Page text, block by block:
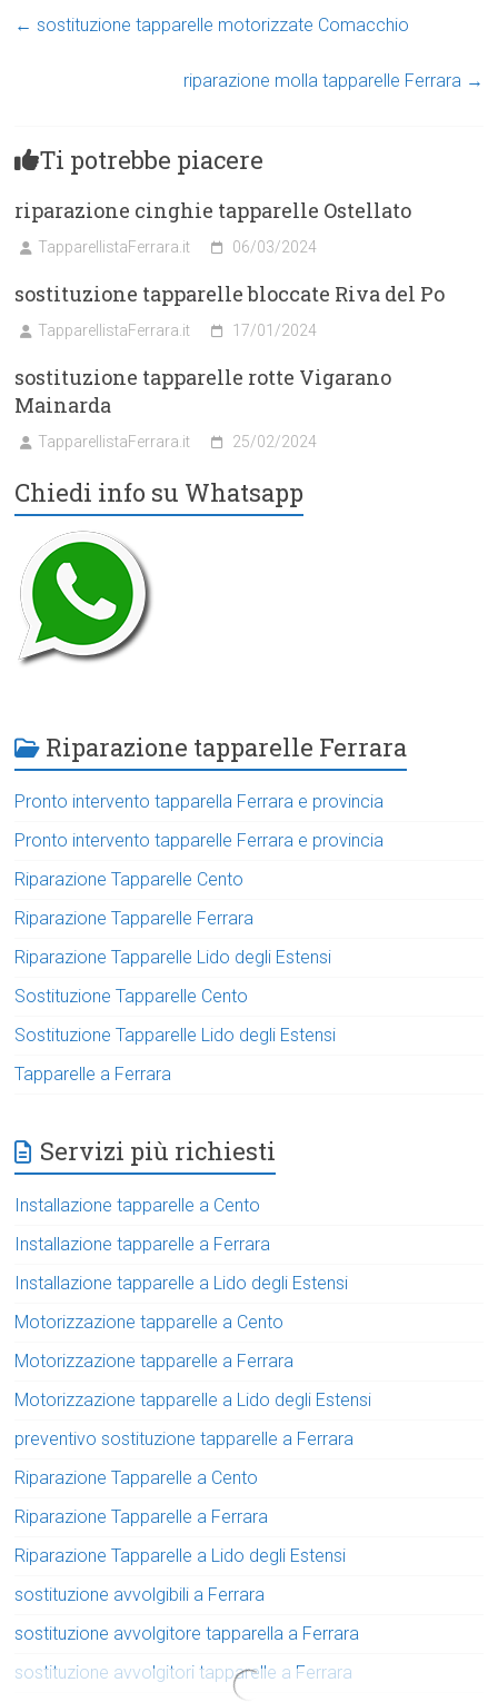
← sostituzione tapparelle motorizzate Comacchio
riparazione molla tapparelle Ferrara →
Ti potrebbe piacere
riparazione cinghie tapparelle Ostellato
TapparellistaFerrara.it 06/03/2024
sostituzione tapparelle bloccate Riva del Po
TapparellistaFerrara.it 17/01/2024
sostituzione tapparelle rotte Vigarano
Mainarda
TapparellistaFerrara.it 25/02/2024
Chiedi info su Whatsapp
Riparazione tapparelle Ferrara
Pronto intervento tapparella Ferrara e provincia
Pronto intervento tapparelle Ferrara e provincia
Riparazione Tapparelle Cento
Riparazione Tapparelle Ferrara
Riparazione Tapparelle Lido degli Estensi
Sostituzione Tapparelle Cento
Sostituzione Tapparelle Lido degli Estensi
Tapparelle a Ferrara
Servizi più richiesti
Installazione tapparelle a Cento
Installazione tapparelle a Ferrara
Installazione tapparelle a Lido degli Estensi
Motorizzazione tapparelle a Cento
Motorizzazione tapparelle a Ferrara
Motorizzazione tapparelle a Lido degli Estensi
preventivo sostituzione tapparelle a Ferrara
Riparazione Tapparelle a Cento
Riparazione Tapparelle a Ferrara
Riparazione Tapparelle a Lido degli Estensi
sostituzione avvolgibili a Ferrara
sostituzione avvolgitore tapparella a Ferrara
sostituzione avvolgitori tapparelle a Ferrara